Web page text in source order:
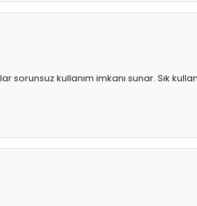
sorunsuz kullanım imkanı sunar. Sık